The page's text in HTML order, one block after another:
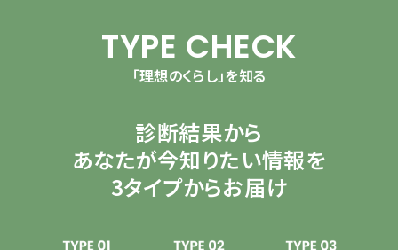
TYPE CHECK
「理想のくらし」を知る
診断結果から
あなたが今知りたい情報を
3タイプからお届け